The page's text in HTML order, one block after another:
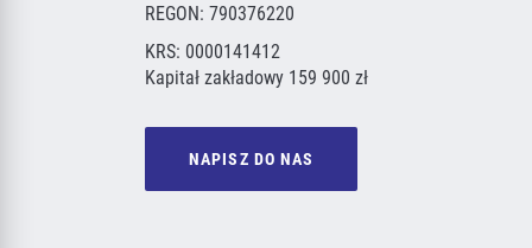
REGON: 790376220
KRS: 0000141412
Kapitał zakładowy 159 900 zł
NAPISZ DO NAS